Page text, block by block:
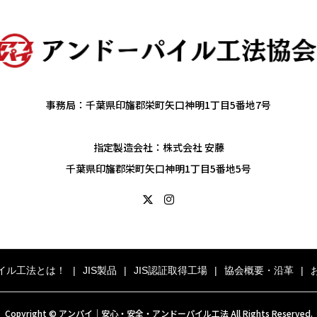
事務局：千葉県印旛郡栄町矢口神明1丁目5番地7号
指定製造会社：株式会社 安藤
千葉県印旛郡栄町矢口神明1丁目5番地5号
ル工法とは！ JIS製品 JIS認証取得工場 協会概要・沿革
Copyright © アンパイ｜安心・安全・アンドーパイル工法 All Rights Reserved.